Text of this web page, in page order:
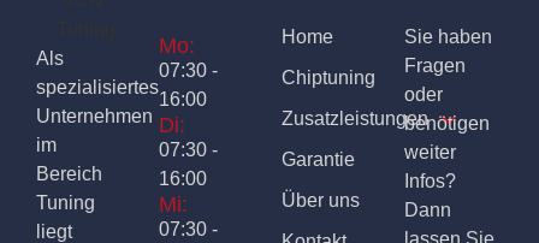
Als
spezialisiertes
Unternehmen
im
Bereich
Tuning
liegt
Mo:
07:30 -
16:00
Di:
07:30 -
16:00
Mi:
07:30 -
Home
Chiptuning
Zusatzleistungen
Garantie
Über uns
Sie haben
Fragen
oder
benötigen
weiter
Infos?
Dann
lassen Sie